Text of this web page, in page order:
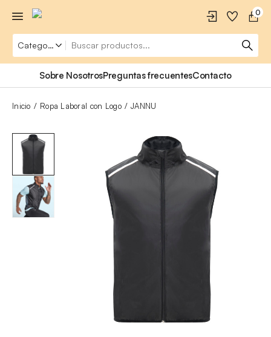
0
Sobre NosotrosPreguntas frecuentesContacto
Inicio Ropa Laboral con Logo JANNU